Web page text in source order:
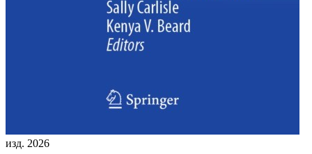
изд. 2026